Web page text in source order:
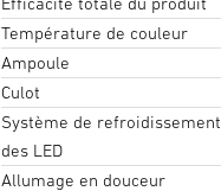
Température de couleur
Ampoule
Culot
Système de refroidissement
des LED
Allumage en douceur